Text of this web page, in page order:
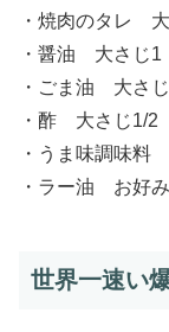
・焼肉のタレ
・醤油 大さじ1
・ごま油 大さ
・酢 大さじ1/2
・うま味調味料
・ラー油 お好
世界一速い